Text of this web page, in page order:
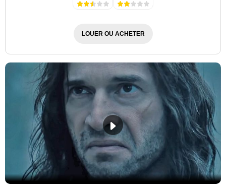
LOUER OU ACHETER